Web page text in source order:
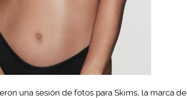
una sesión de fotos para Skims, la marca de